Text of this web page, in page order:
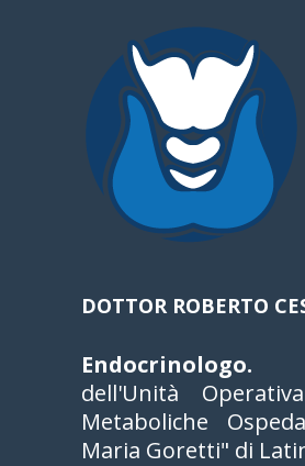
DOTTOR ROBERTO
Endocrinologo.
dell'Unità
Metaboliche
Maria Goretti" di